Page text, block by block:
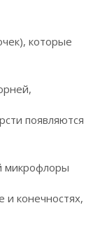
которые
появляются
микрофлоры
и конечностях,